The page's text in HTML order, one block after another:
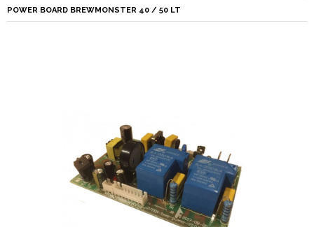
POWER BOARD BREWMONSTER 40 / 50 LT